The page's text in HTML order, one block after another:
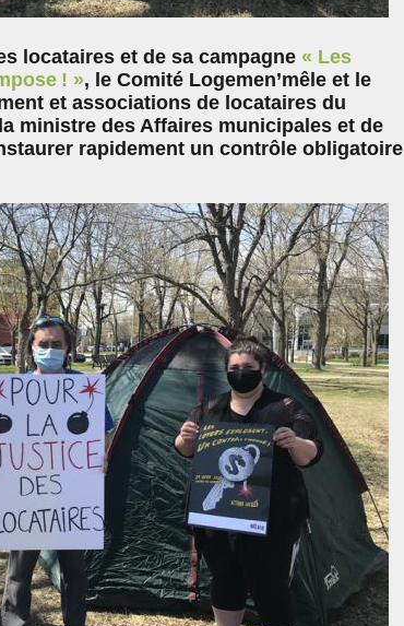
locataires et de sa campagne « Les
! », le Comité Logemen’mêle et le
et associations de locataires du
ministre des Affaires municipales et de
rapidement un contrôle obligatoire